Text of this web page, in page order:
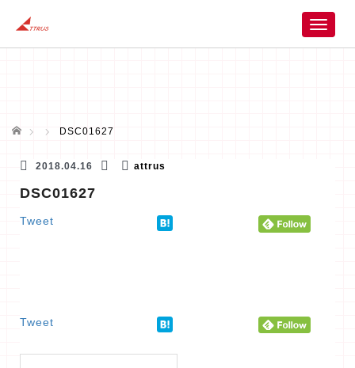
T
ホーム DSC01627
2018.04.16 attrus
DSC01627
Tweet
Tweet